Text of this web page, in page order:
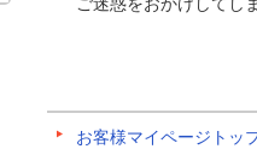
お客様マイページトッ